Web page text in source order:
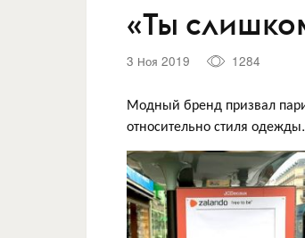
«Ты
3 Ноя 2019 1284
Модный бренд призвал
относительно стиля одежды.